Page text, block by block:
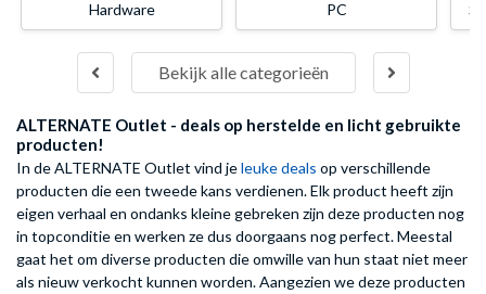
Bekijk alle categorieën
Hardware PC
ALTERNATE Outlet - deals op herstelde en licht gebruikte
producten!
In de ALTERNATE Outlet vind jeleuke deals op verschillende
producten die een tweede kans verdienen. Elk product heeft zijn
eigen verhaal en ondanks kleine gebreken zijn deze producten nog
in topconditie en werken ze dus doorgaans nog perfect. Meestal
gaat het om diverse producten die omwille van hun staat niet meer
als nieuw verkocht kunnen worden.Aangezien we deze producten